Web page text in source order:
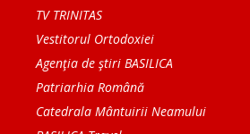
TV TRINITAS
Vestitorul Ortodoxiei
Agenţia de ştiri BASILICA
Patriarhia Română
Catedrala Mântuirii Neamului